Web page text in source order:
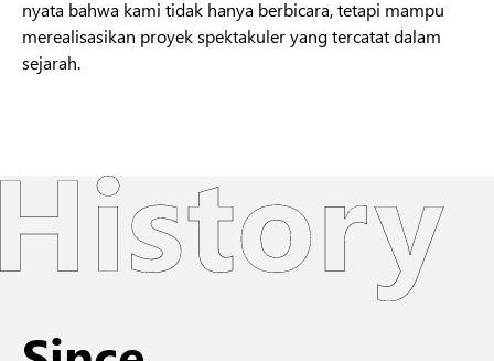
nyata bahwa kami tidak hanya berbicara, tetapi mampu
merealisasikan proyek spektakuler yang tercatat dalam
sejarah.